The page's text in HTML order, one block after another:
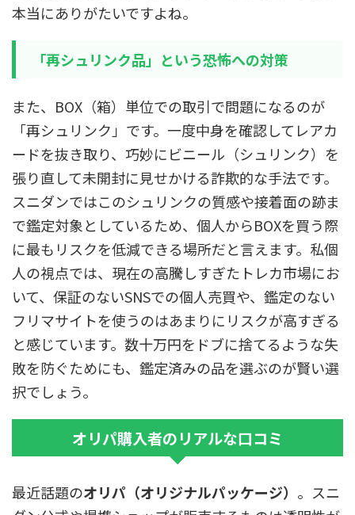
本当にありがたいですよね。
「再シュリンク品」という恐怖への対策
また、BOX（箱）単位での取引で問題になるのが
「再シュリンク」です。一度中身を確認してレアカ
ードを抜き取り、巧妙にビニール（シュリンク）を
張り直して未開封に見せかける詐欺的な手法です。
スニダンではこのシュリンクの質感や接着面の跡ま
で鑑定対象としているため、個人からBOXを買う際
に最もリスクを低減できる場所だと言えます。私個
人の視点では、現在の高騰しすぎたトレカ市場にお
いて、保証のないSNSでの個人売買や、鑑定のない
フリマサイトを使うのはあまりにリスクが高すぎる
と感じています。数十万円をドブに捨てるような失
敗を防ぐためにも、鑑定済みの品を選ぶのが賢い選
択でしょう。
オリパ購入者のリアルな口コミ
最近話題のオリパ（オリジナルパッケージ） 。スニ